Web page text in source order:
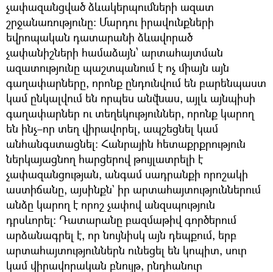
չափազանցված ձևակերպումների ազատ
շրջանառությունը։ Մարդու իրավունքների
եվրոպական դատարանի ձևավորած
չափանիշների համաձայն՝ արտահայտման
ազատությունը պաշտպանում է ոչ միայն այն
գաղափարները, որոնք ընդունվում են բարենպաստ
կամ ընկալվում են որպես անվնաս, այլև այնպիսի
գաղափարներ ու տեղեկություններ, որոնք կարող
են ինչ–որ տեղ վիրավորել, ապշեցնել կամ
անհանգստացնել։ Հանրային հետաքրքրություն
ներկայացնող հարցերով թույլատրելի է
չափազանցության, անգամ սադրանքի որոշակի
աստիճանը, այսինքն` իր արտահայտություններում
անձը կարող է որոշ չափով անզսպություն
դրսևորել։ Դատարանը բազմաթիվ գործերում
արձանագրել է, որ նույնիսկ այն դեպքում, երբ
արտահայտություններն ունեցել են կոպիտ, սուր
կամ վիրավորական բնույթ, ընդհանուր